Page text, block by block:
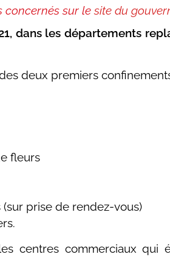
concernés sur lesite du
dans les départements
deux premiers
fleurs
prise de rendez-vous)
centres commerciaux qui